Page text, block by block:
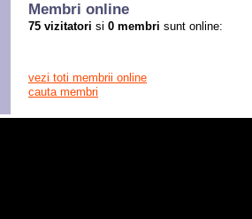
Membri online
75 vizitatori si 0 membri sunt online:
vezi toti membrii online
cauta membri